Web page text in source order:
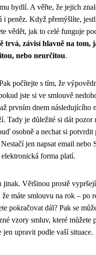
bydlí. A věřte, že jejich
i peněz. Když přemýšlíte,
vědět, jak to celé funguje
trvá, závisí hlavně na tom,
nebo neurčitou.
počítejte s tím, že
jste si ve smlouvě
prvním dnem následujícího
Tady je důležité si dát pozor
osobně a nechat si potvrdit
jen napsat email nebo
forma platí.
Většinou prostě
máte smlouvu na rok – po
pokračovat dál? Pak se
vzory smluv, které můžete
jen upravit podle vaší situace.